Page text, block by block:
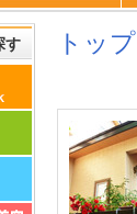
す トップ